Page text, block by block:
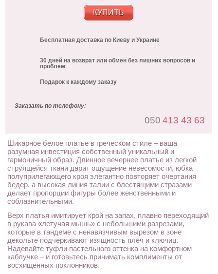
КУПИТЬ
Бесплатная доставка по Киеву и Украине
30 дней на возврат или обмен без лишних вопросов и
проблем
Подарок к каждому заказу
Заказать по телефону:
050 413 43 63
Шикарное белое платье в греческом стиле – ваша
разумная инвестиция собственный уникальный и
гармоничный образ. Длинное вечернее платье из легкой
струящейся ткани дарит ощущение невесомости, юбка
полуприлегающего кроя элегантно повторяет очертания
бедер, а высокая линия талии с блестящими стразами
делает пропорции фигуры более женственными и
соблазнительными.
Верх платья имитирует крой на запах, плавно переходящий
в рукава «летучая мышь» с небольшими разрезами,
которые в тандеме с ненавязчивым вырезом в зоне
декольте подчеркивают изящность плеч и ключиц.
Надевайте туфли пастельного оттенка на комфортном
каблучке – и готовьтесь принимать комплименты от
восхищенных поклонников.